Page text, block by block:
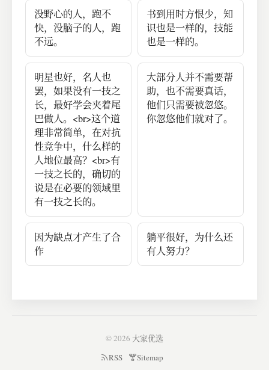
没野心的人，跑不
快，没脑子的人，跑
不远。
书到用时方恨少，知
识也是一样的，技能
也是一样的。
明星也好，名人也
罢，如果没有一技之
长，最好学会夹着尾
巴做人。<br>这个道
理非常简单，在对抗
性竞争中，什么样的
人地位最高？<br>有
一技之长的，确切的
说是在必要的领域里
有一技之长的。
大部分人并不需要帮
助，也不需要真话，
他们只需要被忽悠。
你忽悠他们就对了。
因为缺点才产生了合
作
躺平很好，为什么还
有人努力？
© 2026 大家优选
RSS
Sitemap